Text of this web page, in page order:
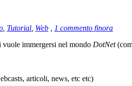
Tutorial Web
1 commento finora
immergersi nel mondo DotNet
articoli, news, etc etc)